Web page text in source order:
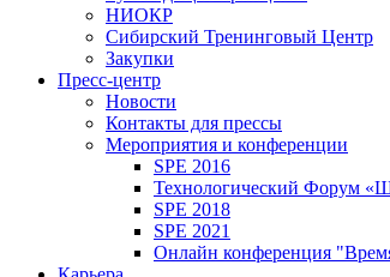
НИОКР
Сибирский Тренинговый Центр
Закупки
Пресс-центр
Новости
Контакты для прессы
Мероприятия и конференции
SPE 2016
Технологический Форум
SPE 2018
SPE 2021
Онлайн конференция